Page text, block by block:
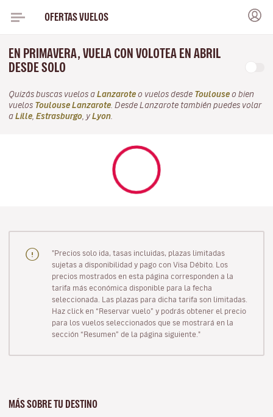
OFERTAS VUELOS
EN PRIMAVERA, VUELA CON VOLOTEA EN ABRIL
DESDE SOLO
Quizás buscas vuelos a Lanzarote o vuelos desde Toulouse o bien
vuelos Toulouse Lanzarote . Desde Lanzarote también puedes volar
a Lille Estrasburgo , y Lyon
"Precios solo ida, tasas incluidas, plazas limitadas
sujetas a disponibilidad y pago con Visa Débito. Los
precios mostrados en esta página corresponden a la
tarifa más económica disponible para la fecha
seleccionada. Las plazas para dicha tarifa son limitadas.
Haz click en “Reservar vuelo” y podrás obtener el precio
para los vuelos seleccionados que se mostrará en la
sección “Resumen” de la página siguiente."
MÁS SOBRE TU DESTINO